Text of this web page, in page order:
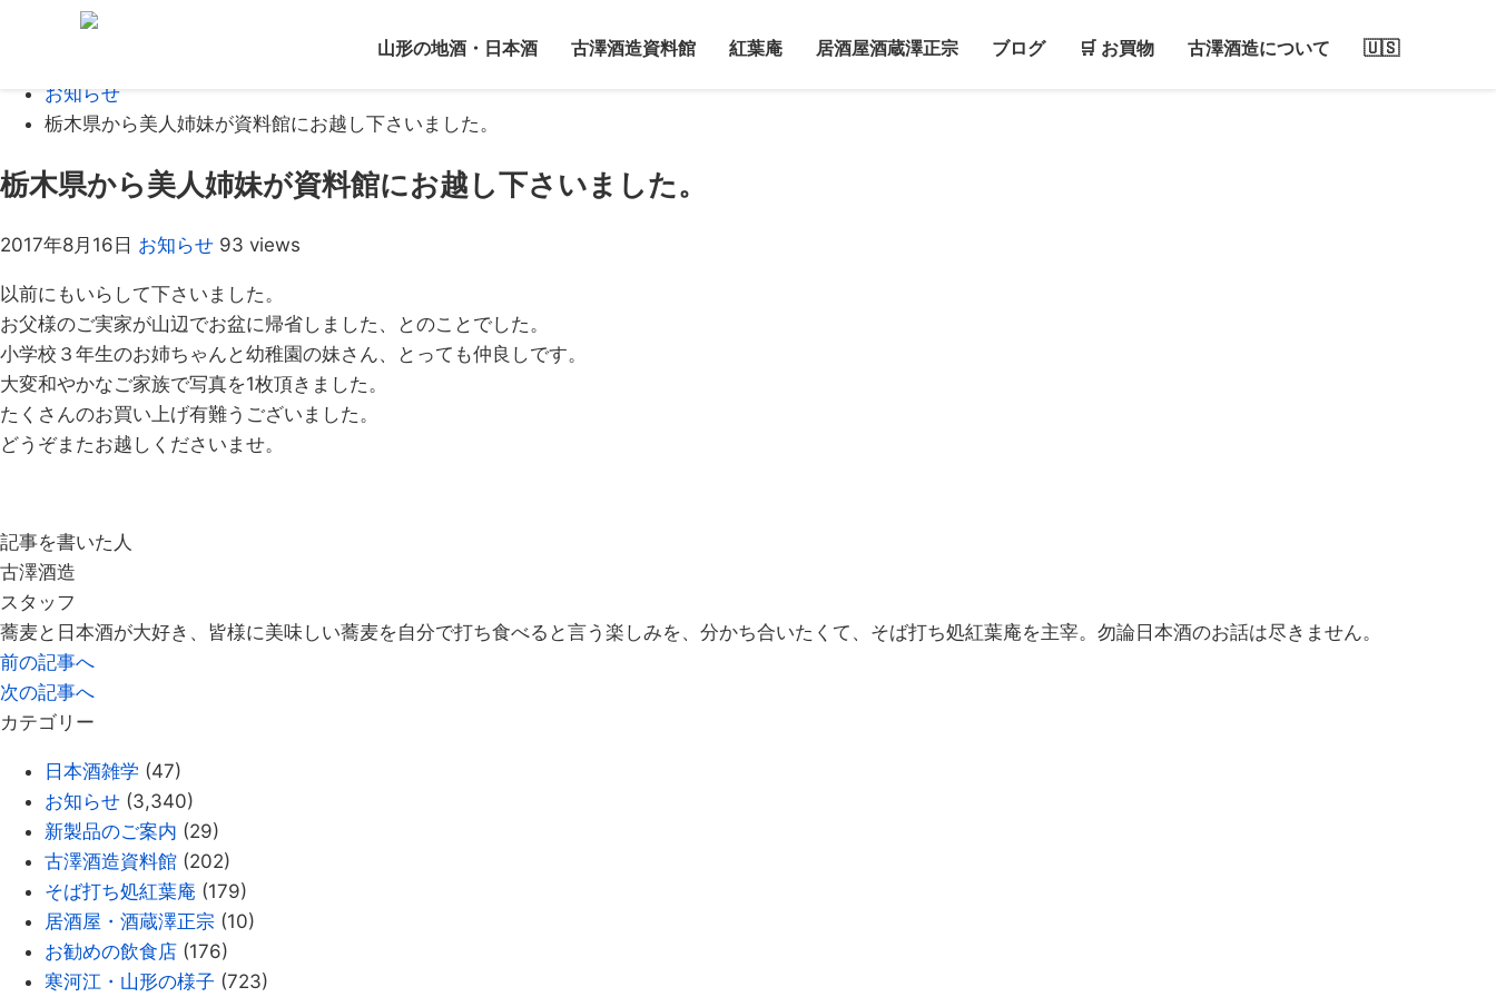
山形の地酒・日本酒 古澤酒造資料館 紅葉庵 居酒屋酒蔵澤正宗 ブログ 🛒 お買物 古澤酒造について 🇺🇸
Home
お知らせ
栃木県から美人姉妹が資料館にお越し下さいました。
栃木県から美人姉妹が資料館にお越し下さいました。
2017年8月16日 お知らせ 93 views
以前にもいらして下さいました。
お父様のご実家が山辺でお盆に帰省しました、とのことでした。
小学校３年生のお姉ちゃんと幼稚園の妹さん、とっても仲良しです。
大変和やかなご家族で写真を1枚頂きました。
たくさんのお買い上げ有難うございました。
どうぞまたお越しくださいませ。
記事を書いた人
古澤酒造
スタッフ
蕎麦と日本酒が大好き、皆様に美味しい蕎麦を自分で打ち食べると言う楽しみを、分かち合いたくて、そば打ち処紅葉庵を主宰。勿論日本酒のお話は尽きません。
前の記事へ
次の記事へ
カテゴリー
日本酒雑学 (47)
お知らせ (3,340)
新製品のご案内 (29)
古澤酒造資料館 (202)
そば打ち処紅葉庵 (179)
居酒屋・酒蔵澤正宗 (10)
お勧めの飲食店 (176)
寒河江・山形の様子 (723)